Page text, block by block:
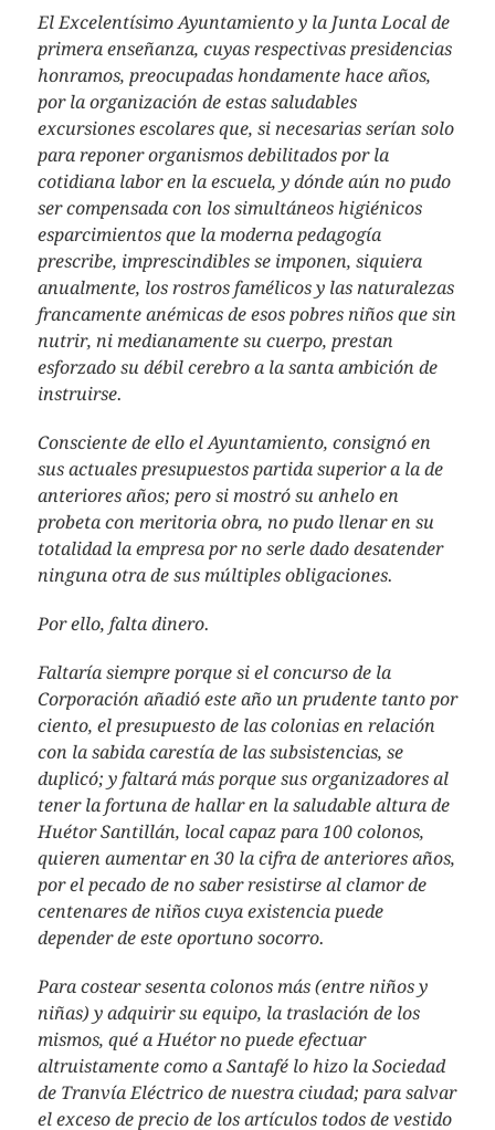
El Excelentísimo Ayuntamiento y la Junta Local de
primera enseñanza, cuyas respectivas presidencias
honramos, preocupadas hondamente hace años,
por la organización de estas saludables
excursiones escolares que, si necesarias serían solo
para reponer organismos debilitados por la
cotidiana labor en la escuela, y dónde aún no pudo
ser compensada con los simultáneos higiénicos
esparcimientos que la moderna pedagogía
prescribe, imprescindibles se imponen, siquiera
anualmente, los rostros famélicos y las naturalezas
francamente anémicas de esos pobres niños que sin
nutrir, ni medianamente su cuerpo, prestan
esforzado su débil cerebro a la santa ambición de
instruirse.
Consciente de ello el Ayuntamiento, consignó en
sus actuales presupuestos partida superior a la de
anteriores años; pero si mostró su anhelo en
probeta con meritoria obra, no pudo llenar en su
totalidad la empresa por no serle dado desatender
ninguna otra de sus múltiples obligaciones.
Por ello, falta dinero.
Faltaría siempre porque si el concurso de la
Corporación añadió este año un prudente tanto por
ciento, el presupuesto de las colonias en relación
con la sabida carestía de las subsistencias, se
duplicó; y faltará más porque sus organizadores al
tener la fortuna de hallar en la saludable altura de
Huétor Santillán, local capaz para 100 colonos,
quieren aumentar en 30 la cifra de anteriores años,
por el pecado de no saber resistirse al clamor de
centenares de niños cuya existencia puede
depender de este oportuno socorro.
Para costear sesenta colonos más (entre niños y
niñas) y adquirir su equipo, la traslación de los
mismos, qué a Huétor no puede efectuar
altruistamente como a Santafé lo hizo la Sociedad
de Tranvía Eléctrico de nuestra ciudad; para salvar
el exceso de precio de los artículos todos de vestido